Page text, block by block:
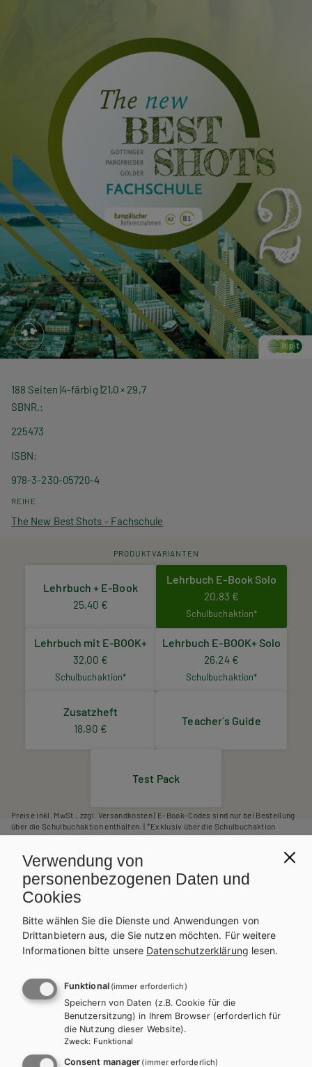
188 Seiten 4-färbig 21,0 × 29,7
SBNR.
225473
ISBN
978-3-230-05720-4
REIHE
The New Best Shots - Fachschule
PRODUKTVARIANTEN
Lehrbuch + E-Book
25,40 €
Lehrbuch E-Book Solo
20,83 €
Schulbuchaktion*
Lehrbuch mit E-BOOK+
32,00 €
Schulbuchaktion*
Lehrbuch E-BOOK+ Solo
26,24 €
Schulbuchaktion*
Zusatzheft
18,90 €
Teacher´s Guide
Test Pack
Preise inkl. MwSt., zzgl. Versandkosten | E-Book-Codes sind nur bei Bestellung
über die Schulbuchaktion enthalten. | *Exklusiv über die Schulbuchaktion
erhältlich.
Mag. Brigitte Gottinger, Mag. Petra Pargfrieder, Zachariah
Golder
BESCHREIBUNG
Dieses Werk ist über die Schulbuchaktion ohne gedrucktes
Buch als E-Book Solo erhältlich.
Bei Bestellung unter der entsprechenden Schulbuchnummer
digi4school.at eingelöst werden. Das E-Book Solo wird dort
Ihrem digitalen Bücherregal zugeordnet.
WEITERLESEN
Exklusiv über die Schulbuchaktion
erhältlich.
Verwendung von
personenbezogenen Daten und
Cookies
Bitte wählen Sie die Dienste und Anwendungen von
Drittanbietern aus, die Sie nutzen möchten. Für weitere
Informationen bitte unsere Datenschutzerklärung lesen.
Funktional (immer erforderlich)
Speichern von Daten (z.B. Cookie für die
Benutzersitzung) in Ihrem Browser (erforderlich für
die Nutzung dieser Website).
Zweck: Funktional
Consent manager (immer erforderlich)